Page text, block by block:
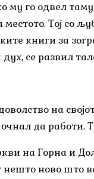
го одвел
Тој со
книги за
се развил
на
да
на Горна и
ново што